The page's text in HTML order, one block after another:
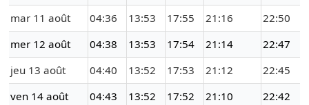
mar 11 août
04:36 13:53 17:55 21:16
22:50
mer 12 août
04:38 13:53 17:54 21:14
22:47
jeu 13 août
04:40 13:52 17:53 21:12
22:45
ven 14 août
04:43 13:52 17:52 21:10
22:42